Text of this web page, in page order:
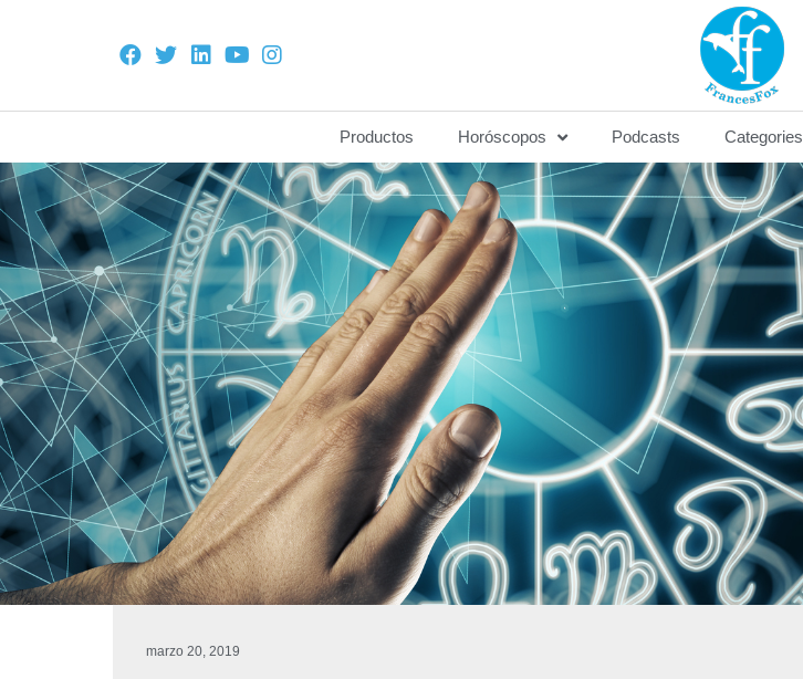
Productos Horóscopos Podcasts Categories
marzo 20, 2019